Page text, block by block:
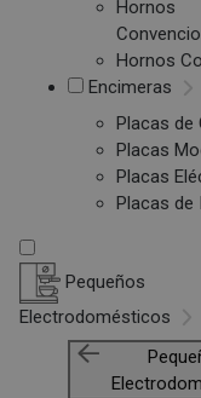
Hornos
Hornos
Encimeras
Placas de
Placas
Placas
Placas de
Pequeños
Electrodomésticos